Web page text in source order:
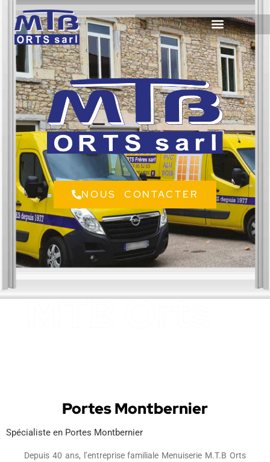
NOUS CONTACTER
Portes Montbernier
Spécialiste en Portes Montbernier
Depuis 40 ans, l’entreprise familiale Menuiserie M.T.B Orts